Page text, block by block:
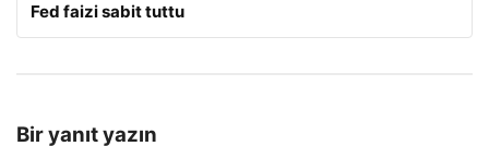
Fed faizi sabit tuttu
Bir yanıt yazın